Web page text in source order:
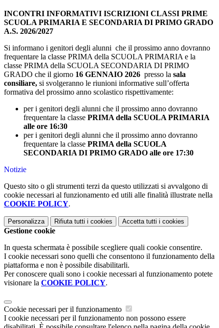
INCONTRI INFORMATIVI ISCRIZIONI CLASSI PRIME
SCUOLA PRIMARIA E SECONDARIA DI PRIMO GRADO
A.S. 2026/2027
Si informano i genitori degli alunni che il prossimo anno dovranno
frequentare la classe PRIMA della SCUOLA PRIMARIA e la
classe PRIMA della SCUOLA SECONDARIA DI PRIMO
GRADO che il giorno 16 GENNAIO 2026 presso la sala
consiliare, si svolgeranno le riunioni informative sull’offerta
formativa del prossimo anno scolastico rispettivamente:
per i genitori degli alunni che il prossimo anno dovranno
frequentare la classe PRIMA della SCUOLA PRIMARIA
alle ore 16:30
per i genitori degli alunni che il prossimo anno dovranno
frequentare la classe PRIMA della SCUOLA
SECONDARIA DI PRIMO GRADO alle ore 17:30
Notizie
Questo sito o gli strumenti terzi da questo utilizzati si avvalgono di
cookie necessari al funzionamento ed utili alle finalità illustrate nella
COOKIE POLICY.
Personalizza Rifiuta tutti i cookies Accetta tutti i cookies
Gestione cookie
In questa schermata è possibile scegliere quali cookie consentire.
I cookie necessari sono quelli che consentono il funzionamento della
piattaforma e non è possibile disabilitarli.
Per conoscere quali sono i cookie necessari al funzionamento potete
visionare la COOKIE POLICY.
Cookie necessari per il funzionamento
I cookie necessari per il funzionamento non possono essere